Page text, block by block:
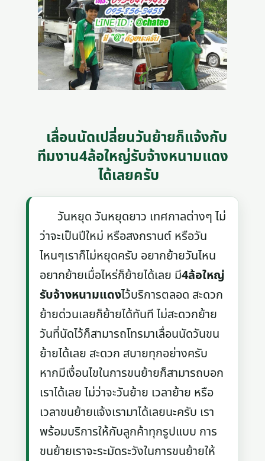
เลื่อนนัดเปลี่ยนวันย้ายก็แจ้งกับ
ทีมงาน4ล้อใหญ่รับจ้างหนามแดง
ได้เลยครับ
วันหยุด วันหยุดยาว เทศกาลต่างๆ ไม่
ว่าจะเป็นปีใหม่ หรือสงกรานต์ หรือวัน
ไหนๆเราก็ไม่หยุดครับ อยากย้ายวันไหน
อยากย้ายเมื่อไหร่ก็ย้ายได้เลย มี4ล้อใหญ่
รับจ้างหนามแดงไว้บริการตลอด สะดวก
ย้ายด่วนเลยก็ย้ายได้ทันที ไม่สะดวกย้าย
วันที่นัดไว้ก็สามารถโทรมาเลื่อนนัดวันขน
ย้ายได้เลย สะดวก สบายทุกอย่างครับ
หากมีเงื่อนไขในการขนย้ายก็สามารถบอก
เราได้เลย ไม่ว่าจะวันย้าย เวลาย้าย หรือ
เวลาขนย้ายแจ้งเรามาได้เลยนะครับ เรา
พร้อมบริการให้กับลูกค้าทุกรูปแบบ การ
ขนย้ายเราจะระมัดระวังในการขนย้ายให้